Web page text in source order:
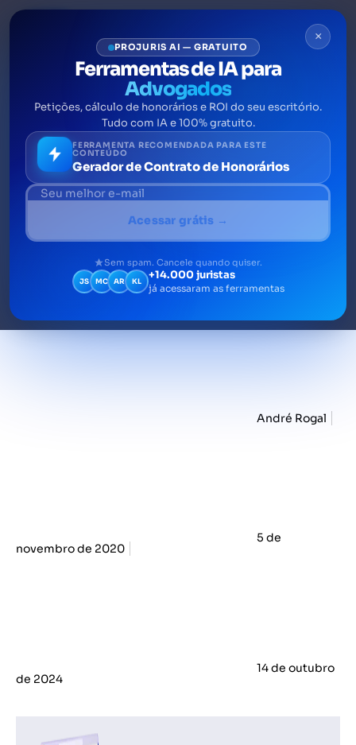
Assessoria de imprensa para
escritório de advocacia
A Assessoria de imprensa é um formato de
comunicação institucional que visa fazer
com que as empresas sejam fontes para
reportagens nos grandes veículos de
comunicação
André Rogal
5 de
novembro de 2020
14 de outubro
de 2024
×
PROJURIS AI — GRATUITO
Ferramentas de IA para
Advogados
Petições, cálculo de honorários e ROI do seu escritório.
Tudo com IA e 100% gratuito.
FERRAMENTA RECOMENDADA PARA ESTE
CONTEÚDO
Gerador de Contrato de Honorários
Acessar grátis →
Sem spam. Cancele quando quiser.
JS MC AR KL +14.000 juristas
já acessaram as ferramentas